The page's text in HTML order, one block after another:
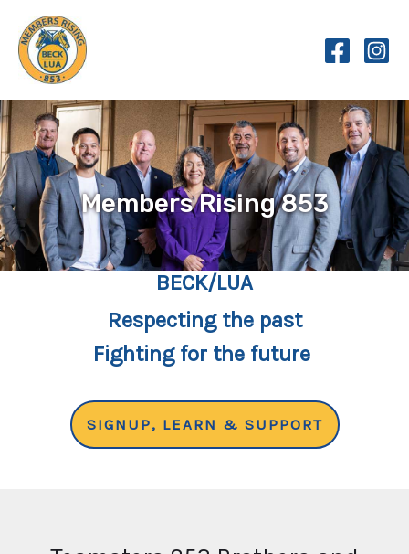
content
Members Rising 853
BECK/LUA
Respecting the past
Fighting for the future
SIGNUP, LEARN & SUPPORT